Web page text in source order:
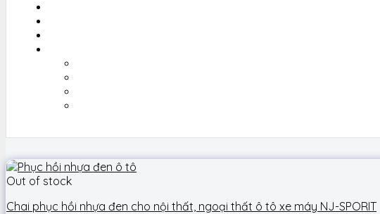
Out of stock
Chai phục hồi nhựa đen cho nội thất, ngoại thất ô tô xe máy NJ-SPORIT